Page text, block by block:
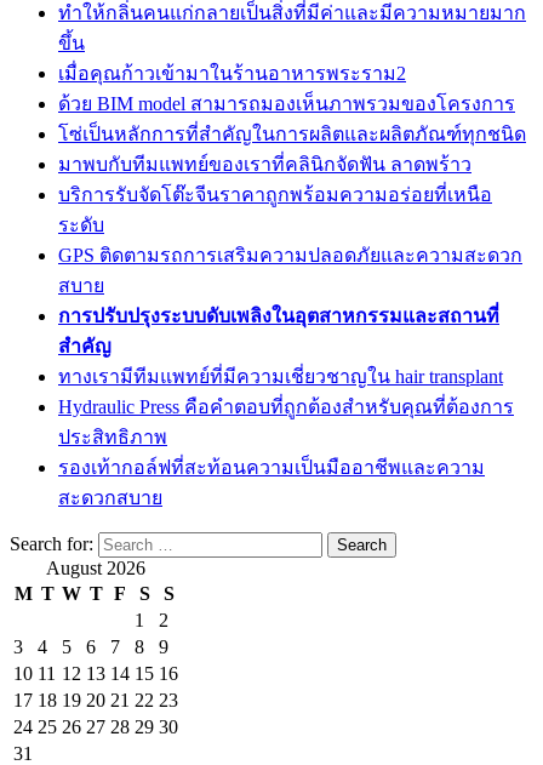
ทำให้กลิ่นคนแก่กลายเป็นสิ่งที่มีค่าและมีความหมายมาก
ขึ้น
เมื่อคุณก้าวเข้ามาในร้านอาหารพระราม2
ด้วย BIM model สามารถมองเห็นภาพรวมของโครงการ
โซ่เป็นหลักการที่สำคัญในการผลิตและผลิตภัณฑ์ทุกชนิด
มาพบกับทีมแพทย์ของเราที่คลินิกจัดฟัน ลาดพร้าว
บริการรับจัดโต๊ะจีนราคาถูกพร้อมความอร่อยที่เหนือ
ระดับ
GPS ติดตามรถการเสริมความปลอดภัยและความสะดวก
สบาย
การปรับปรุงระบบดับเพลิงในอุตสาหกรรมและสถานที่
สำคัญ
ทางเรามีทีมแพทย์ที่มีความเชี่ยวชาญใน hair transplant
Hydraulic Press คือคำตอบที่ถูกต้องสำหรับคุณที่ต้องการ
ประสิทธิภาพ
รองเท้ากอล์ฟที่สะท้อนความเป็นมืออาชีพและความ
สะดวกสบาย
Search for:
August 2026
M T W T F S
S
1
2
3
4 5 6 7 8
9
10 11 12 13 14 15 16
17 18 19 20 21 22 23
24 25 26 27 28 29 30
31